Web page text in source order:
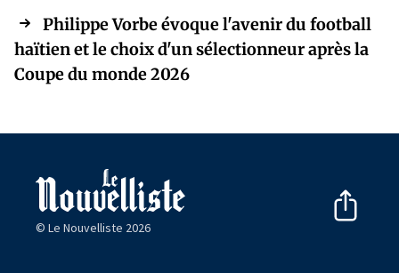
Philippe Vorbe évoque l'avenir du football
haïtien et le choix d'un sélectionneur après la
Coupe du monde 2026
© Le Nouvelliste 2026